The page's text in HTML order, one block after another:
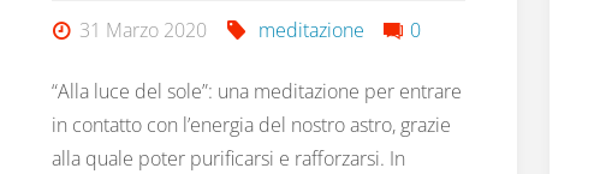
31 Marzo 2020 meditazione 0
“Alla luce del sole”: una meditazione per entrare
in contatto con l’energia del nostro astro, grazie
alla quale poter purificarsi e rafforzarsi. In